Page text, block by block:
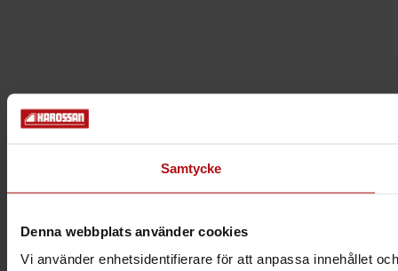
Samtycke
Denna webbplats använder cookies
Vi använder enhetsidentifierare för att anpassa innehållet